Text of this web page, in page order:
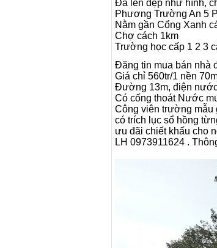
Đã lên đẹp như hình,
Phương Trường An 5
Nằm gần Cổng Xanh
Chợ cách 1km
Trường học cấp 1 2 3
Đăng tin mua bán nhà
Giá chỉ 560tr/1 nền
Đường 13m, điện
Có cống thoát Nước
Công viên trường mẫu
có trích lục sổ hồng
ưu đãi chiết khấu cho
LH 0973911624 .